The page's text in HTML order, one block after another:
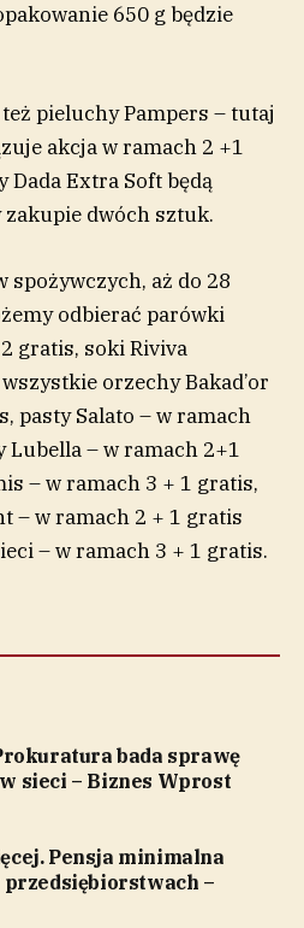
650 g będzie
pieluchy Pampers – tutaj
akcja w ramach 2 +1
Extra Soft będą
dwóch sztuk.
spożywczych, aż do 28
odbierać parówki
gratis, soki Riviva
orzechy Bakad’or
pasty Salato – w ramach
Lubella – w ramach 2+1
– w ramach 3 + 1 gratis,
– w ramach 2 + 1 gratis
– w ramach 3 + 1 gratis.
bada sprawę
sieci – Biznes Wprost
Pensja minimalna
przedsiębiorstwach –